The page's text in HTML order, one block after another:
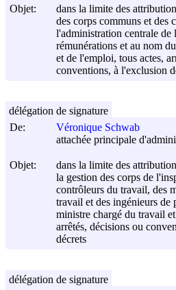
Objet:
dans la limite des
des corps communs et des
l'administration centrale de
rémunérations et au nom
et de l'emploi, tous actes,
conventions, à l'exclusion
De:
Véronique Schwab
attachée principale
Objet:
dans la limite des
la gestion des corps de
contrôleurs du travail, des
travail et des ingénieurs de
ministre chargé du travail
arrêtés, décisions ou
décrets
délégation de signature
délégation de signature